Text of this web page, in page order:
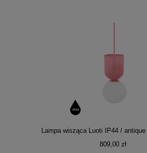
Lampa wisząca Luoti IP44 /
809,00 zł